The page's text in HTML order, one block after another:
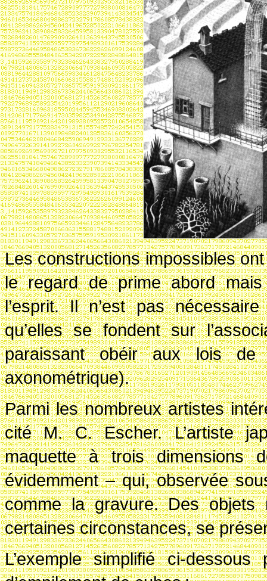
Les constructions impossibles
le regard de prime abord mais
l’esprit. Il n’est pas
qu’elles se fondent sur
paraissant obéir aux lois
axonométrique).
Parmi les nombreux artistes
cité M. C. Escher. L’artiste
maquette à trois dimensions
évidemment – qui, observée
comme la gravure. Des objets
certaines circonstances, se
L’exemple simplifié ci-